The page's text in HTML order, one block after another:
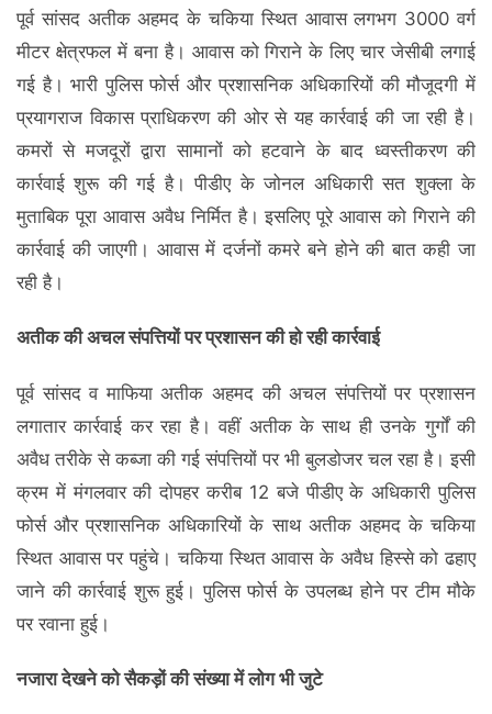
पूर्व सांसद अतीक अहमद के चकिया स्थित आवास लगभग 3000 वर्ग
मीटर क्षेत्रफल में बना है। आवास को गिराने के लिए चार जेसीबी लगाई
गई है। भारी पुलिस फोर्स और प्रशासनिक अधिकारियों की मौजूदगी में
प्रयागराज विकास प्राधिकरण की ओर से यह कार्रवाई की जा रही है।
कमरों से मजदूरों द्वारा सामानों को हटवाने के बाद ध्वस्तीकरण की
कार्रवाई शुरू की गई है। पीडीए के जोनल अधिकारी सत शुक्ला के
मुताबिक पूरा आवास अवैध निर्मित है। इसलिए पूरे आवास को गिराने की
कार्रवाई की जाएगी। आवास में दर्जनों कमरे बने होने की बात कही जा
रही है।
अतीक की अचल संपत्तियों पर प्रशासन की हो रही कार्रवाई
पूर्व सांसद व माफिया अतीक अहमद की अचल संपत्तियों पर प्रशासन
लगातार कार्रवाई कर रहा है। वहीं अतीक के साथ ही उनके गुर्गों की
अवैध तरीके से कब्‍जा की गई संपत्तियों पर भी बुलडोजर चल रहा है। इसी
क्रम में मंगलवार की दोपहर करीब 12 बजे पीडीए के अधिकारी पुलिस
फोर्स और प्रशासनिक अधिकारियों के साथ अतीक अहमद के चकिया
स्थित आवास पर पहुंचे। चकिया स्थित आवास के अवैध हिस्से को ढहाए
जाने की कार्रवाई शुरू हुई। पुलिस फोर्स के उपलब्ध होने पर टीम मौके
पर रवाना हुई।
नजारा देखने को सैकड़ों की संख्‍या में लोग भी जुटे